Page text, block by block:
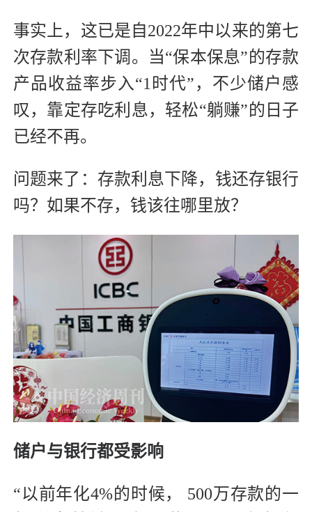
事实上，这已是自2022年中以来的第七
次存款利率下调。当“保本保息”的存款
产品收益率步入“1时代”，不少储户感
叹，靠定存吃利息，轻松“躺赚”的日子
已经不再。
问题来了：存款利息下降，钱还存银行
吗？如果不存，钱该往哪里放？
储户与银行都受影响
“以前年化4%的时候， 500万存款的一